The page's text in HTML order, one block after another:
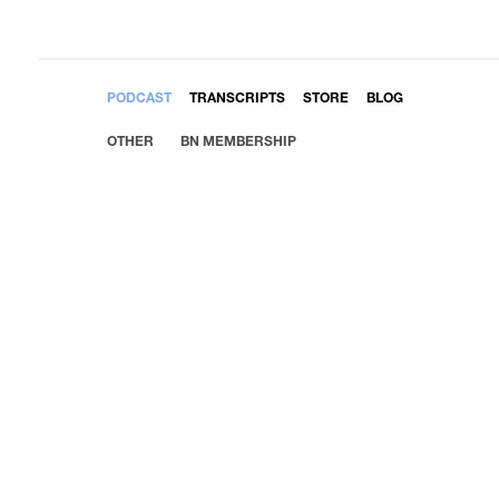
PODCAST TRANSCRIPTS STORE BLOG
OTHER BN MEMBERSHIP